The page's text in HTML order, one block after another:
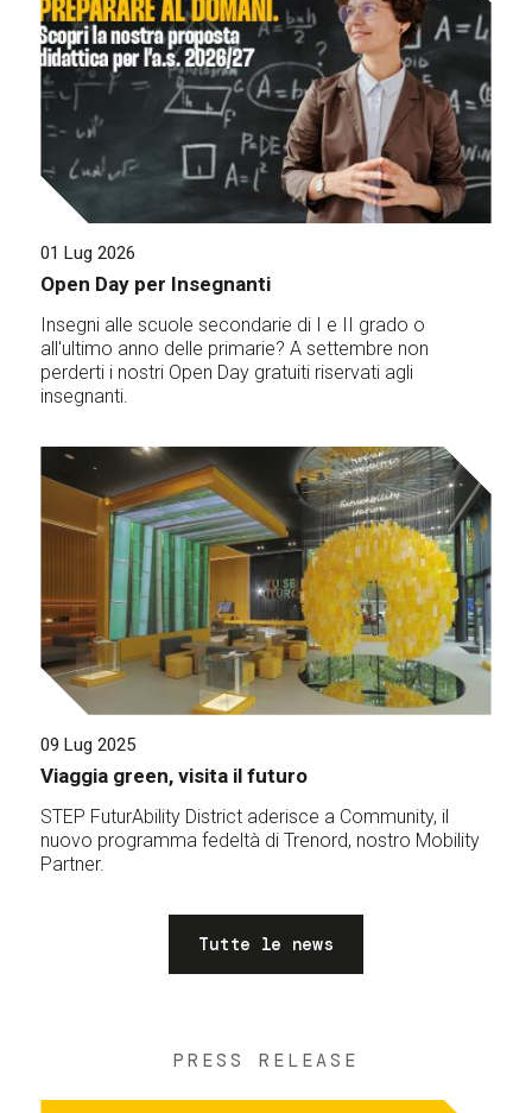
01 Lug 2026
Open Day per Insegnanti
Insegni alle scuole secondarie di I e II grado o
all'ultimo anno delle primarie? A settembre non
perderti i nostri Open Day gratuiti riservati agli
insegnanti.
09 Lug 2025
Viaggia green, visita il futuro
STEP FuturAbility District aderisce a Community, il
nuovo programma fedeltà di Trenord, nostro Mobility
Partner.
Tutte le news
PRESS RELEASE